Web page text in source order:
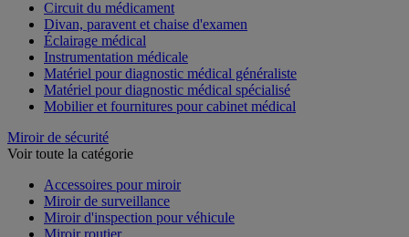
Armoire à pharmacie
Circuit du médicament
Divan, paravent et chaise d'examen
Éclairage médical
Instrumentation médicale
Matériel pour diagnostic médical généraliste
Matériel pour diagnostic médical spécialisé
Miroir de sécurité
Accessoires pour miroir
Miroir de surveillance
Miroir d'inspection pour véhicule